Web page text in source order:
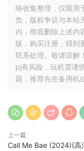
络收集整理，仅限用
负，版权争议与本站
内，彻底删除上述内
版，购买注册，得到
联系处理。敬请谅解
pj有风险，玩机需谨
题，推荐先在备用机
上一篇
Call Me Bae (2024)(高